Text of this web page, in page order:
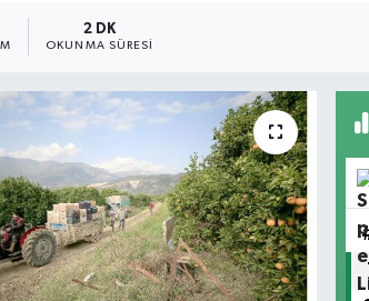
2 DK
OKUNMA SÜRESI
1